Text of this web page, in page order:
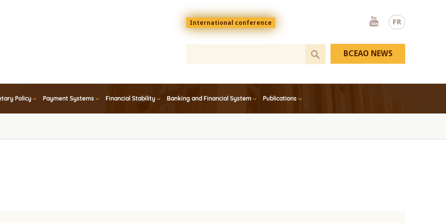
FR
Menu
top
En
International conference
Youtube
Policy Payment Systems Financial Stability Banking and Financial System Publications
BCEAO NEWS